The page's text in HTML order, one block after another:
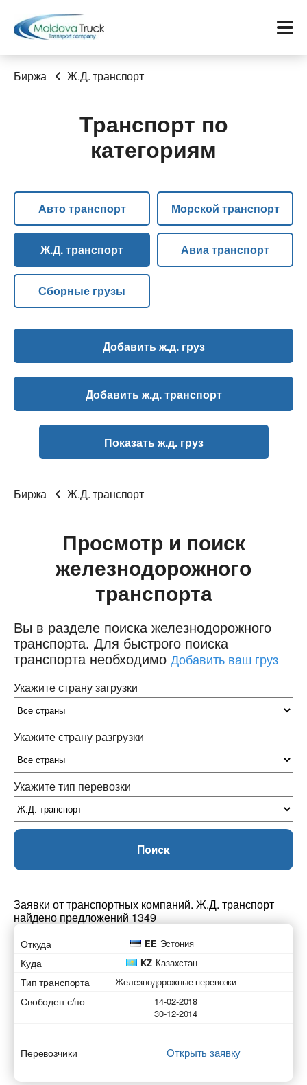
Услуги
Контакты
Биржа
Язык:
Биржа Ж.Д. транспорт
Транспорт по
категориям
Авто транспорт Морской транспорт
Ж.Д. транспорт Авиа транспорт
Сборные грузы
Добавить ж.д. груз
Добавить ж.д. транспорт
Показать ж.д. груз
Биржа Ж.Д. транспорт
Просмотр и поиск
железнодорожного
транспорта
Вы в разделе поиска железнодорожного
транспорта. Для быстрого поиска
транспорта необходимо Добавить ваш груз
Укажите страну загрузки
Укажите страну разгрузки
Укажите тип перевозки
Поиск
Заявки от транспортных компаний. Ж.Д. транспорт
найдено предложений 1349
Откуда EE Эстония
Куда KZ Казахстан
Тип транспорта Железнодорожные перевозки
Свободен с/по
14-02-2018
30-12-2014
Перевозчики Открыть заявку